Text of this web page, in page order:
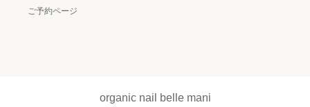
ご予約ページ
organic nail belle mani